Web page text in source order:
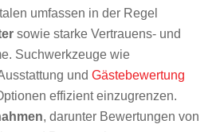
umfassen in der Regel
sowie starke Vertrauens- und
Suchwerkzeuge wie
undGästebewertung
effizient einzugrenzen.
, darunter Bewertungen von